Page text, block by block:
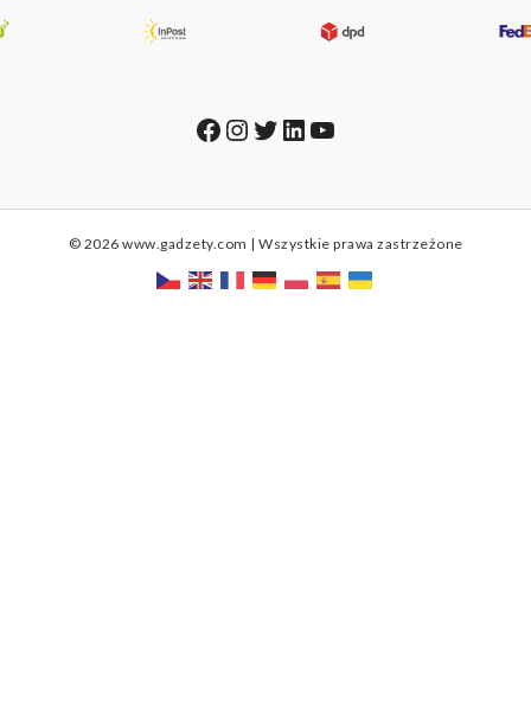
Facebook
Instagram
Twitter
LinkedIn
YouTube
© 2026 www.gadzety.com | Wszystkie prawa zastrzeżone